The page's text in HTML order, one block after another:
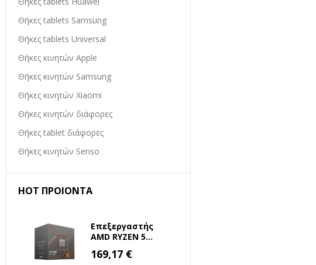
Θήκες tablets Samsung
Θήκες tablets Universal
Θήκες κινητών Apple
Θήκες κινητών Samsung
Θήκες κινητών Xiaomi
Θήκες κινητών διάφορες
Θήκες tablet διάφορες
Θήκες κινητών Senso
HOT ΠΡΟΙΌΝΤΑ
Επεξεργαστής
AMD RYZEN 5
AM5 (100-
Ειδική
Τιμή
169,17 €